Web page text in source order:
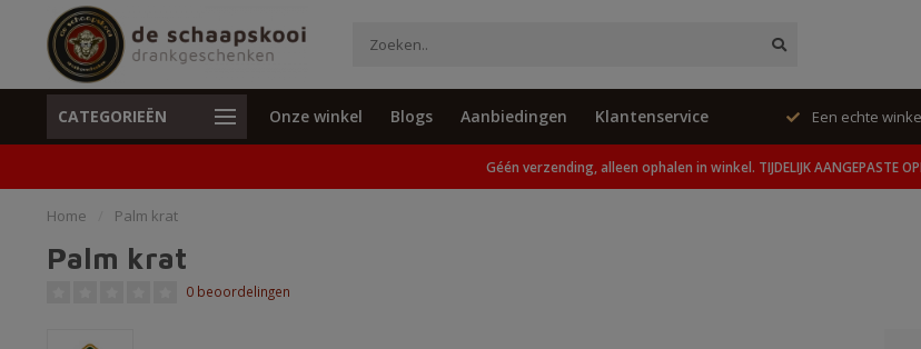
CATEGORIEËN Onze winkel Blogs Aanbiedingen Klantenservice
Unieke cadeaus en specials Geen verzending, alleen ophalen in winkel. Een echte
Géén verzending, alleen ophalen in winkel. TIJDELIJK AANGEPASTE
Home Palm krat
Palm krat
0 beoordelingen